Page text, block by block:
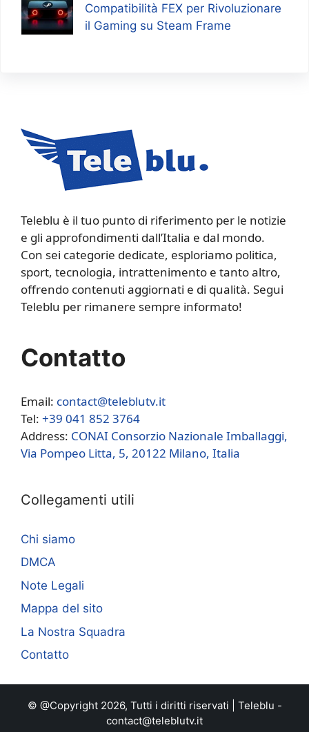
Compatibilità FEX per Rivoluzionare
il Gaming su Steam Frame
Teleblu è il tuo punto di riferimento per le notizie
e gli approfondimenti dall’Italia e dal mondo.
Con sei categorie dedicate, esploriamo politica,
sport, tecnologia, intrattenimento e tanto altro,
offrendo contenuti aggiornati e di qualità. Segui
Teleblu per rimanere sempre informato!
Contatto
Email: contact@teleblutv.it
Tel: +39 041 852 3764
Address: CONAI Consorzio Nazionale Imballaggi,
Via Pompeo Litta, 5, 20122 Milano, Italia
Collegamenti utili
Chi siamo
DMCA
Note Legali
Mappa del sito
La Nostra Squadra
Contatto
© @Copyright 2026, Tutti i diritti riservati | Teleblu -
contact@teleblutv.it